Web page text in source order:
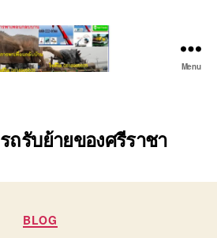
เครื่องจักร
ระยอง
(บริษัท
พาณิชย์
Menu
รถรับย้ายของศรีราชา
Categories
BLOG